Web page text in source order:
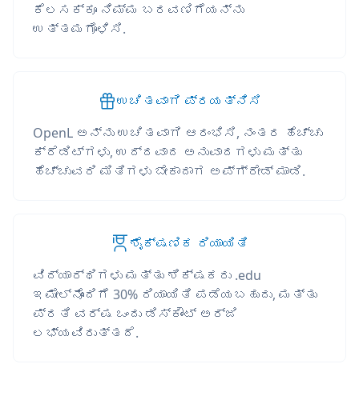
ಕೆಲಸಕ್ಕೂ ನಿಮ್ಮ ಬರವಣಿಗೆಯನ್ನು
ಉತ್ತಮಗೊಳಿಸಿ.
ಉಚಿತವಾಗಿ ಪ್ರಯತ್ನಿಸಿ
OpenL ಅನ್ನು ಉಚಿತವಾಗಿ ಆರಂಭಿಸಿ, ನಂತರ ಹೆಚ್ಚು
ಕ್ರೆಡಿಟ್‌ಗಳು, ಉದ್ದವಾದ ಅನುವಾದಗಳು ಮತ್ತು
ಹೆಚ್ಚುವರಿ ಮಿತಿಗಳು ಬೇಕಾದಾಗ ಅಪ್‌ಗ್ರೇಡ್ ಮಾಡಿ.
ಶೈಕ್ಷಣಿಕ ರಿಯಾಯಿತಿ
ವಿದ್ಯಾರ್ಥಿಗಳು ಮತ್ತು ಶಿಕ್ಷಕರು .edu
ಇಮೇಲ್‌ನೊಂದಿಗೆ 30% ರಿಯಾಯಿತಿ ಪಡೆಯಬಹುದು, ಮತ್ತು
ಪ್ರತಿ ವರ್ಷ ಒಂದು ಡಿಸ್ಕೌಂಟ್ ಅರ್ಜಿ
ಲಭ್ಯವಿರುತ್ತದೆ.